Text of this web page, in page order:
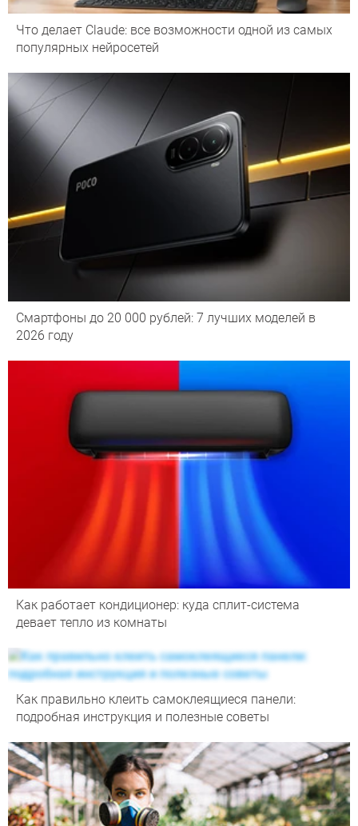
Что делает Сlaude: все возможности одной из самых
популярных нейросетей
Смартфоны до 20 000 рублей: 7 лучших моделей в
2026 году
Как работает кондиционер: куда сплит-система
девает тепло из комнаты
Как правильно клеить самоклеящиеся панели:
подробная инструкция и полезные советы